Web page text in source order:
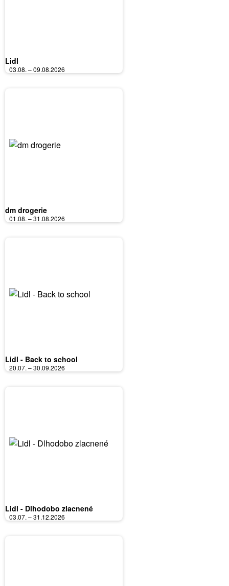
Lidl
03.08. – 09.08.2026
dm drogerie
01.08. – 31.08.2026
Lidl - Back to school
20.07. – 30.09.2026
Lidl - Dlhodobo zlacnené
03.07. – 31.12.2026